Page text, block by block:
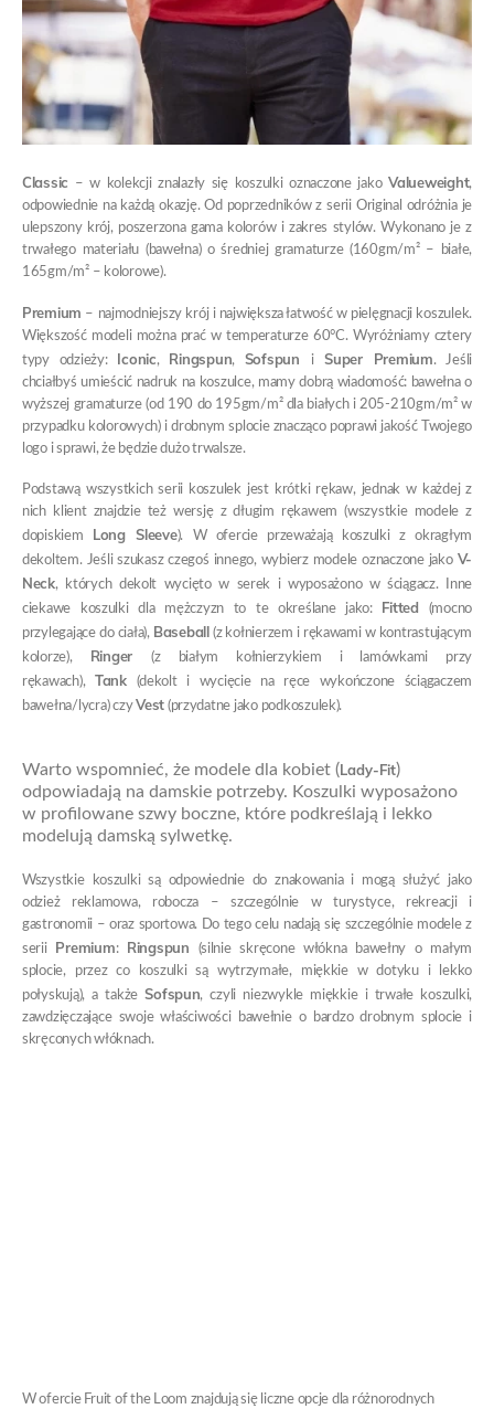
Classic – w kolekcji znalazły się koszulki oznaczone jakoValueweight,
odpowiednie na każdą okazję. Od poprzedników z serii Original odróżnia je
ulepszony krój, poszerzona gama kolorów i zakres stylów. Wykonano je z
trwałego materiału (bawełna) o średniej gramaturze (160gm/m² – białe,
165gm/m² – kolorowe).
Premium – najmodniejszy krój i największa łatwość w pielęgnacji koszulek.
Większość modeli można prać w temperaturze 60°C. Wyróżniamy cztery
typy odzieży: Iconic, Ringspun, Sofspun iSuper Premium. Jeśli
chciałbyś umieścić nadruk na koszulce, mamy dobrą wiadomość: bawełna o
wyższej gramaturze (od 190 do 195gm/m² dla białych i 205-210gm/m² w
przypadku kolorowych) i drobnym splocie znacząco poprawi jakość Twojego
logo i sprawi, że będzie dużo trwalsze.
Podstawą wszystkich serii koszulek jest krótki rękaw, jednak w każdej z
nich klient znajdzie też wersję z długim rękawem (wszystkie modele z
dopiskiem Long Sleeve). W ofercie przeważają koszulki z okragłym
dekoltem. Jeśli szukasz czegoś innego, wybierz modele oznaczone jako V-
Neck, których dekolt wycięto w serek i wyposażono w ściągacz. Inne
ciekawe koszulki dla mężczyzn to te określane jako: Fitted (mocno
przylegające do ciała), Baseball (z kołnierzem i rękawami w kontrastującym
kolorze),
Ringer(z białym kołnierzykiem i lamówkami przy
rękawach), Tank(dekolt i wycięcie na ręce wykończone ściągaczem
bawełna/lycra) czyVest (przydatne jako podkoszulek).
Warto wspomnieć, że modele dla kobiet (Lady-Fit)
odpowiadają na damskie potrzeby. Koszulki wyposażono
w profilowane szwy boczne, które podkreślają i lekko
modelują damską sylwetkę.
Wszystkie koszulki są odpowiednie do znakowania i mogą służyć jako
odzież reklamowa, robocza – szczególnie w turystyce, rekreacji i
gastronomii – oraz sportowa. Do tego celu nadają się szczególnie modele z
serii Premium: Ringspun (silnie skręcone włókna bawełny o małym
splocie, przez co koszulki są wytrzymałe, miękkie w dotyku i lekko
połyskują), a takżeSofspun, czyli niezwykle miękkie i trwałe koszulki,
zawdzięczające swoje właściwości bawełnie o bardzo drobnym splocie i
skręconych włóknach.
W ofercie Fruit of the Loom znajdują się liczne opcje dla różnorodnych